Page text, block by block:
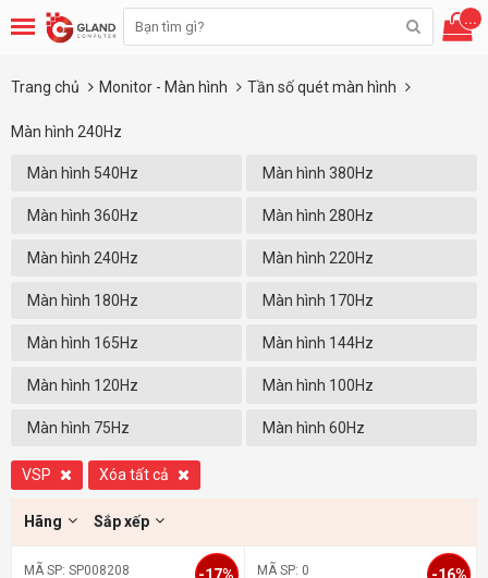
...
Trang chủ Monitor - Màn hình Tần số quét màn hình
Màn hình 240Hz
Màn hình 540Hz Màn hình 380Hz
Màn hình 360Hz Màn hình 280Hz
Màn hình 240Hz Màn hình 220Hz
Màn hình 180Hz Màn hình 170Hz
Màn hình 165Hz Màn hình 144Hz
Màn hình 120Hz Màn hình 100Hz
Màn hình 75Hz Màn hình 60Hz
VSP Xóa tất cả
Hãng Sắp xếp
MÃ SP: SP008208 MÃ SP: 0